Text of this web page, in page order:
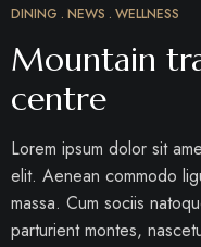
DINING NEWS WELLNESS
Mountain
centre
Lorem ipsum dolor sit
elit. Aenean commodo
massa. Cum sociis
parturient montes,